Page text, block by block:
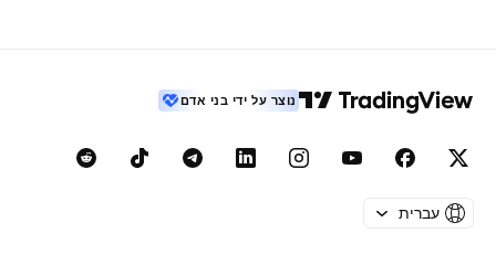
נוצר על ידי בני אדם
עברית